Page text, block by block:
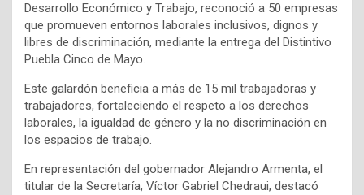
Desarrollo Económico y Trabajo, reconoció a 50 empresas
que promueven entornos laborales inclusivos, dignos y
libres de discriminación, mediante la entrega del Distintivo
Puebla Cinco de Mayo.
Este galardón beneficia a más de 15 mil trabajadoras y
trabajadores, fortaleciendo el respeto a los derechos
laborales, la igualdad de género y la no discriminación en
los espacios de trabajo.
En representación del gobernador Alejandro Armenta, el
titular de la Secretaría, Víctor Gabriel Chedraui, destacó